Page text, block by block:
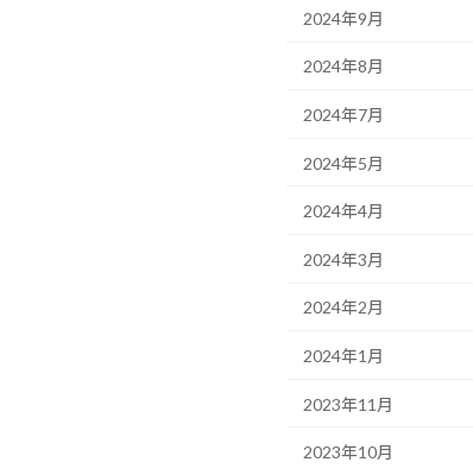
2024年9月
2024年8月
2024年7月
2024年5月
2024年4月
2024年3月
2024年2月
2024年1月
2023年11月
2023年10月